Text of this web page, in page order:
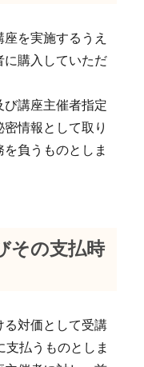
を実施するうえ
に購入していただ
び講座主催者指定
情報として取り
負うものとしま
その支払時
る対価として受講
払うものとしま